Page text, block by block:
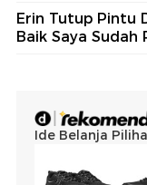
Erin Tutup Pintu
Baik Saya Sudah